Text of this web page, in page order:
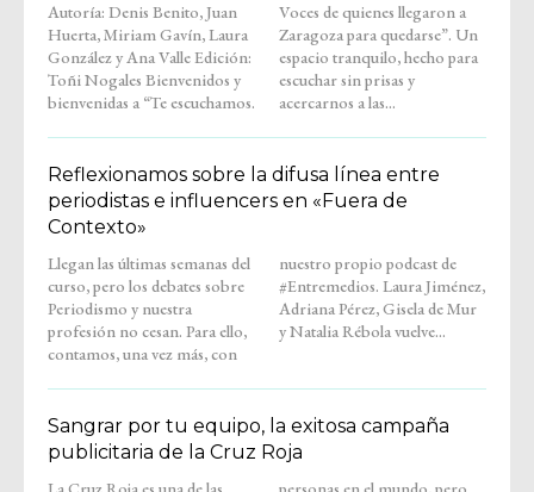
Autoría: Denis Benito, Juan
Huerta, Miriam Gavín, Laura
González y Ana Valle Edición:
Toñi Nogales Bienvenidos y
bienvenidas a “Te escuchamos.
Voces de quienes llegaron a
Zaragoza para quedarse”. Un
espacio tranquilo, hecho para
escuchar sin prisas y
acercarnos a las...
Reflexionamos sobre la difusa línea entre
periodistas e influencers en «Fuera de
Contexto»
Llegan las últimas semanas del
curso, pero los debates sobre
Periodismo y nuestra
profesión no cesan. Para ello,
contamos, una vez más, con
nuestro propio podcast de
#Entremedios. Laura Jiménez,
Adriana Pérez, Gisela de Mur
y Natalia Rébola vuelve...
Sangrar por tu equipo, la exitosa campaña
publicitaria de la Cruz Roja